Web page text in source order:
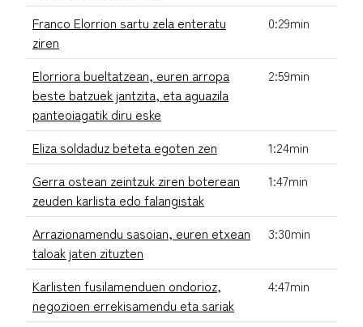
Franco Elorrion sartu zela enteratu
ziren
0:29min
Elorriora bueltatzean, euren arropa
beste batzuek jantzita, eta aguazila
panteoiagatik diru eske
2:59min
Eliza soldaduz beteta egoten zen
1:24min
Gerra ostean zeintzuk ziren boterean
zeuden karlista edo falangistak
1:47min
Arrazionamendu sasoian, euren etxean
taloak jaten zituzten
3:30min
Karlisten fusilamenduen ondorioz,
negozioen errekisamendu eta sariak
4:47min